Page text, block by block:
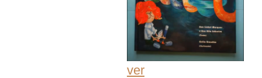
ver